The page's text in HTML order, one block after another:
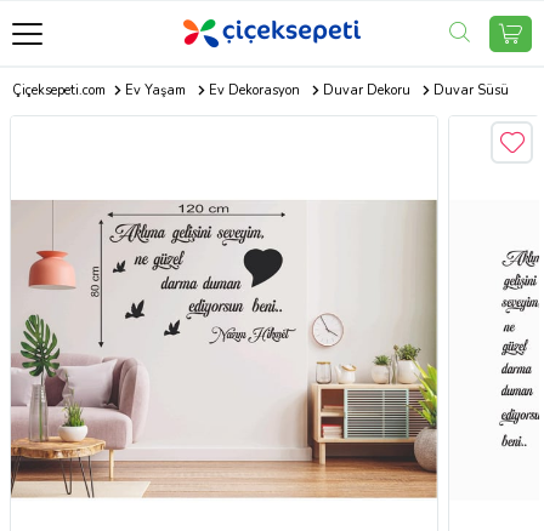
Çiçeksepeti.com Ev Yaşam Ev Dekorasyon Duvar Dekoru Duvar Süsü